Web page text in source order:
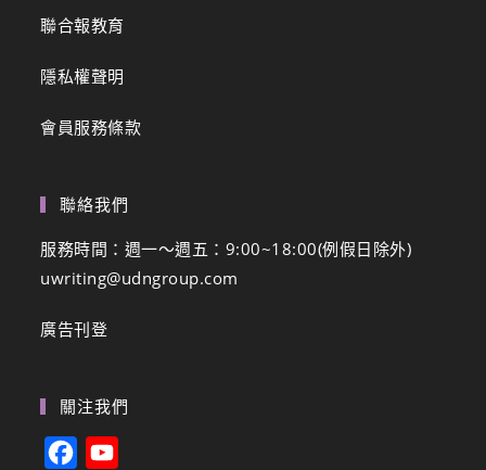
聯合報教育
隱私權聲明
會員服務條款
聯絡我們
服務時間：週一～週五：9:00~18:00(例假日除外)
uwriting@udngroup.com
廣告刊登
關注我們